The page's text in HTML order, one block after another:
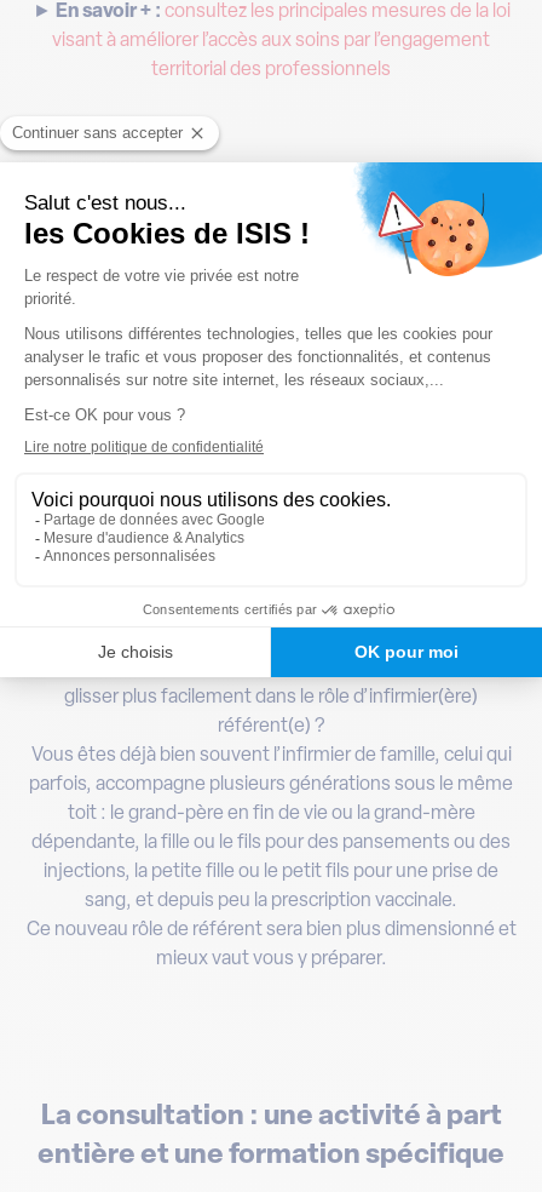
► En savoir + : consultez les principales mesures de la loi
visant à améliorer l’accès aux soins par l’engagement
territorial des professionnels
Un nouveau rôle dont il faut
s’emparer
missions de l’infirmier référent restent à écrire et les
décrets d’application devraient rapidement faire la lumière
sur les détails de ce nouveau rôle. D’ores et déjà, vous
seuls avez cette vision holistique des patients : une prise
delà de sa pathologie. En un seul coup d’œil, en entrant au
domicile de vos patients, vous avez une vision claire et
rapide des mesures et conseils à proposer, des actions à
clinique : c’est là votre quotidien. Que diriez-vous de
glisser plus facilement dans le rôle d’infirmier(ère)
référent(e) ?
Vous êtes déjà bien souvent l’infirmier de famille, celui qui
parfois, accompagne plusieurs générations sous le même
toit : le grand-père en fin de vie ou la grand-mère
dépendante, la fille ou le fils pour des pansements ou des
injections, la petite fille ou le petit fils pour une prise de
sang, et depuis peu la prescription vaccinale.
Ce nouveau rôle de référent sera bien plus dimensionné et
mieux vaut vous y préparer.
La consultation : une activité à part
entière et une formation spécifique